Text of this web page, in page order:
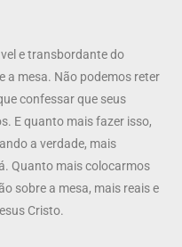
e transbordante do
a mesa. Não podemos reter
confessar que seus
E quanto mais fazer isso,
a verdade, mais
Quanto mais colocarmos
sobre a mesa, mais reais e
Cristo.